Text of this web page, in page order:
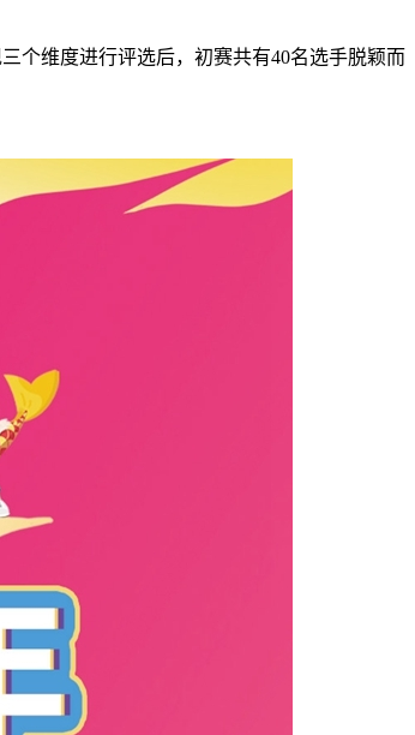
个维度进行评选后，初赛共有40名选手脱颖而